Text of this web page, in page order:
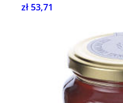
zł 53,71